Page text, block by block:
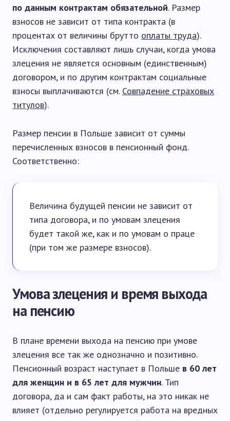
по данным контрактам обязательной. Размер
взносов не зависит от типа контракта (в
процентах от величины брутто оплаты труда).
Исключения составляют лишь случаи, когда умова
злецения не является основным (единственным)
договором, и по другим контрактам социальные
взносы выплачиваются (см. Совпадение страховых
титулов).
Размер пенсии в Польше зависит от суммы
перечисленных взносов в пенсионный фонд.
Соответственно:
Величина будущей пенсии не зависит от
типа договора, и по умовам злецения
будет такой же, как и по умовам о праце
(при том же размере взносов).
Умова злецения и время выхода
на пенсию
В плане времени выхода на пенсию при умове
злецения все так же однозначно и позитивно.
Пенсионный возраст наступает в Польше в 60 лет
для женщин и в 65 лет для мужчин. Тип
договора, да и сам факт работы, на это никак не
влияет (отдельно регулируется работа на вредных